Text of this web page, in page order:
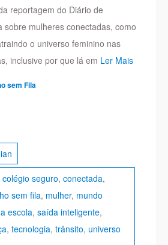
reportagem do Diário de
sobre mulheres conectadas, como
o universo feminino nas
inclusive por que lá em Ler Mais
sem Fila
colégio seguro,conectada,
sem fila, mulher, mundo
escola,saída inteligente,
,tecnologia,trânsito, universo